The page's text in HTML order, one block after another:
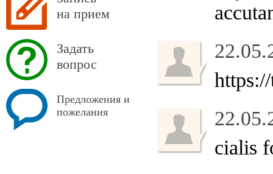
на прием
Задать
вопрос
Предложения и
пожелания
cialis